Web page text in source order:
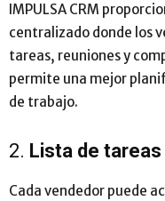
IMPULSA CRM
centralizado donde los
tareas, reuniones y
permite una mejor
de trabajo.
2. Lista de
Cada vendedor puede